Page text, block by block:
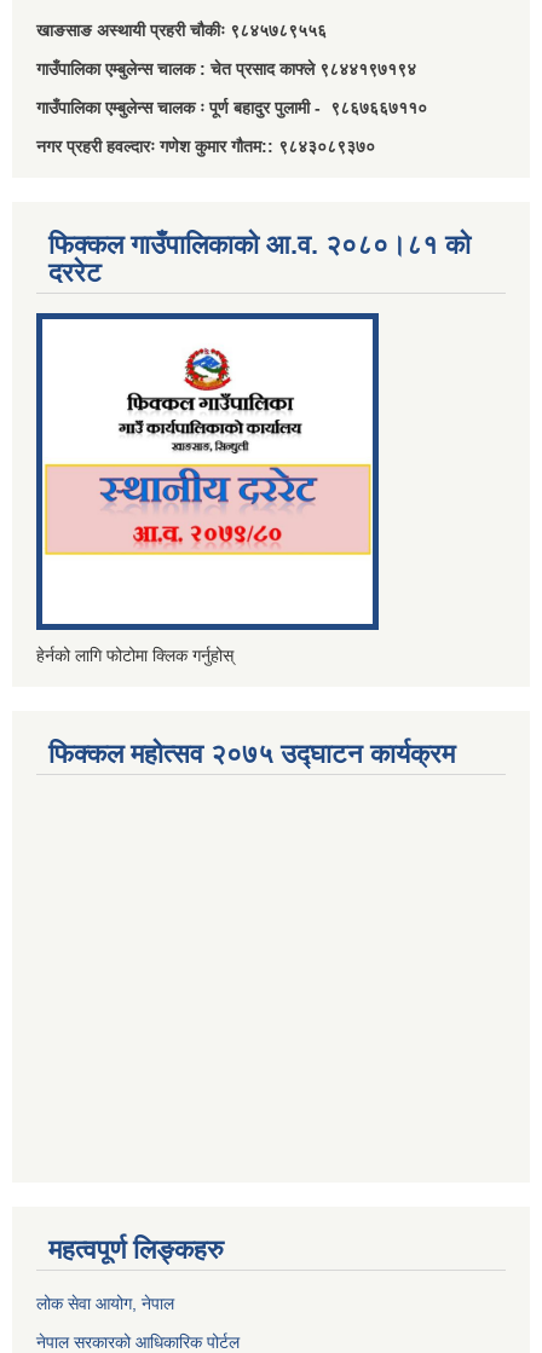
खाङसाङ अस्थायी प्रहरी चौकीः ९८४५७८९५५६
गाउँपालिका एम्बुलेन्स चालक : चेत प्रसाद काफ्ले ९८४४१९७१९४
गाउँपालिका एम्बुलेन्स चालक ः पूर्ण बहादुर पुलामी - ९८६७६६७११०
नगर प्रहरी हवल्दारः गणेश कुमार गौतम:: ९८४३०८९३७०
फिक्कल गाउँपालिकाको आ.व. २०८०।८१ को
दररेट
हेर्नको लागि फोटोमा क्लिक गर्नुहोस्
फिक्कल महोत्सव २०७५ उद्घाटन कार्यक्रम
महत्वपूर्ण लिङ्कहरु
लोक सेवा आयोग, नेपाल
नेपाल सरकारको आधिकारिक पोर्टल